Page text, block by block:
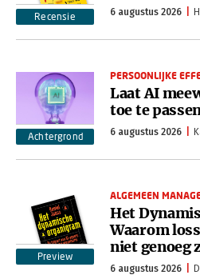
Recensie 6 augustus 2026
Achtergrond
PERSOONLIJKE
Laat AI
toe te
6 augustus 2026
Preview
ALGEMEEN
Het
Waarom
niet genoeg
6 augustus 2026